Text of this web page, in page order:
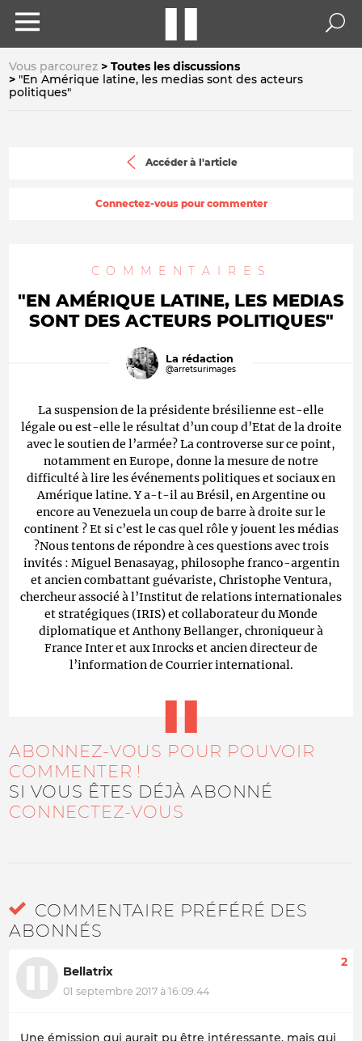
Vous parcourez
Toutes les discussions
"En Amérique latine, les medias sont des acteurs
politiques"
Accéder à l'article
Connectez-vous pour commenter
COMMENTAIRES
"EN AMÉRIQUE LATINE, LES MEDIAS
SONT DES ACTEURS POLITIQUES"
La rédaction
@arretsurimages
La suspension de la présidente brésilienne est-elle
légale ou est-elle le résultat d’un coup d’Etat de la droite
avec le soutien de l’armée? La controverse sur ce point,
notamment en Europe, donne la mesure de notre
difficulté à lire les événements politiques et sociaux en
Amérique latine. Y a-t-il au Brésil, en Argentine ou
encore au Venezuela un coup de barre à droite sur le
continent ? Et si c’est le cas quel rôle y jouent les médias
?Nous tentons de répondre à ces questions avec trois
invités : Miguel Benasayag, philosophe franco-argentin
et ancien combattant guévariste, Christophe Ventura,
chercheur associé à l’Institut de relations internationales
et stratégiques (IRIS) et collaborateur du Monde
diplomatique et Anthony Bellanger, chroniqueur à
France Inter et aux Inrocks et ancien directeur de
l’information de Courrier international.
ABONNEZ-VOUS POUR POUVOIR
COMMENTER !
SI VOUS ÊTES DÉJÀ ABONNÉ
CONNECTEZ-VOUS
COMMENTAIRE PRÉFÉRÉ DES
ABONNÉS
Bellatrix
01 septembre 2017 à 16:09:44
2
Une émission qui aurait pu être intéressante, mais qui